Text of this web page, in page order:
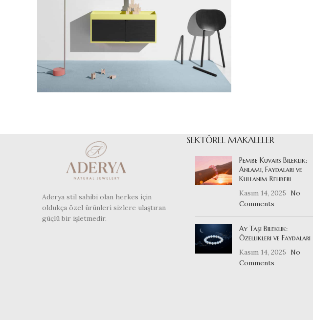
Aderya stil sahibi olan herkes için
oldukça özel ürünleri sizlere ulaştıran
güçlü bir işletmedir.
SEKTÖREL MAKALELER
Pembe Kuvars Bileklik:
Anlamı, Faydaları ve
Kullanım Rehberi
Kasım 14, 2025
No
Comments
Ay Taşı Bileklik:
Özellikleri ve Faydaları
Kasım 14, 2025
No
Comments